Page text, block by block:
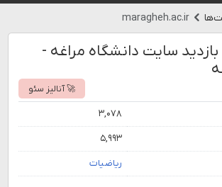
maragheh.ac.ir
سایت دانشگاه مراغه -
🚀 آنالیز سئو
۳,۰۷۸
۵,۹۹۳
ریاضیات